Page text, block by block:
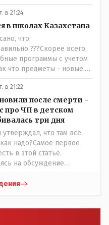
нет. Этот
день после
спешно установили и
впервые поставили
То есть первая
вторая часть -
все уже было
в 21:24
в школах Казахстана
что:
???Скорее всего,
программы с учетом
что предметы - новые.
в 21:22
после смерти -
про ЧП в детском
три дня
что там все
надо?Самое первое
в этой статье.
на обсуждение
пишет, что
только в